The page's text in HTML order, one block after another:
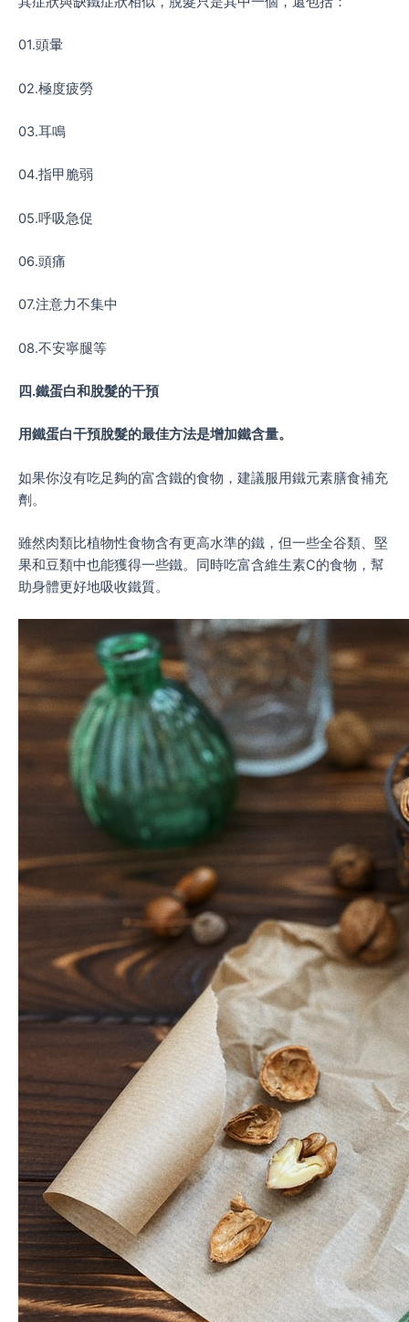
01.頭暈
02.極度疲勞
03.耳鳴
04.指甲脆弱
05.呼吸急促
06.頭痛
07.注意力不集中
08.不安寧腿等
四.鐵蛋白和脫髮的干預
用鐵蛋白干預脫髮的最佳方法是增加鐵含量。
如果你沒有吃足夠的富含鐵的食物，建議服用鐵元素膳食補充
劑。
雖然肉類比植物性食物含有更高水準的鐵，但一些全谷類、堅
果和豆類中也能獲得一些鐵。同時吃富含維生素C的食物，幫
助身體更好地吸收鐵質。